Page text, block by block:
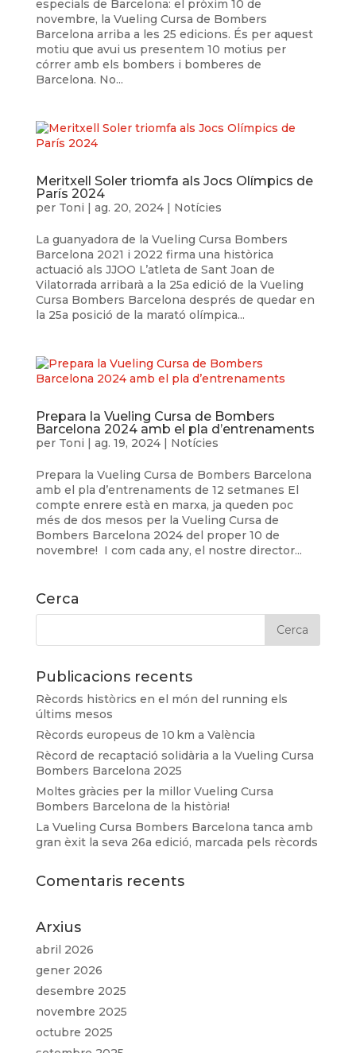
especials de Barcelona: el pròxim 10 de
novembre, la Vueling Cursa de Bombers
Barcelona arriba a les 25 edicions. És per aquest
motiu que avui us presentem 10 motius per
córrer amb els bombers i bomberes de
Barcelona. No...
Meritxell Soler triomfa als Jocs Olímpics de
París 2024
per Toni | ag. 20, 2024| Notícies
La guanyadora de la Vueling Cursa Bombers
Barcelona 2021 i 2022 firma una històrica
actuació als JJOO L’atleta de Sant Joan de
Vilatorrada arribarà a la 25a edició de la Vueling
Cursa Bombers Barcelona després de quedar en
la 25a posició de la marató olímpica...
Prepara la Vueling Cursa de Bombers
Barcelona 2024 amb el pla d’entrenaments
per Toni | ag. 19, 2024| Notícies
Prepara la Vueling Cursa de Bombers Barcelona
amb el pla d’entrenaments de 12 setmanes El
compte enrere està en marxa, ja queden poc
més de dos mesos per la Vueling Cursa de
Bombers Barcelona 2024 del proper 10 de
novembre! I com cada any, el nostre director...
Cerca
Publicacions recents
Rècords històrics en el món del running els
últims mesos
Rècords europeus de 10 km a València
Rècord de recaptació solidària a la Vueling Cursa
Bombers Barcelona 2025
Moltes gràcies per la millor Vueling Cursa
Bombers Barcelona de la història!
La Vueling Cursa Bombers Barcelona tanca amb
gran èxit la seva 26a edició, marcada pels rècords
Comentaris recents
Arxius
abril 2026
gener 2026
desembre 2025
novembre 2025
octubre 2025